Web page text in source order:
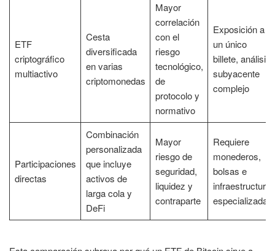
ETF
criptográfico
multiactivo
Cesta
diversificada
en varias
criptomonedas
Mayor
correlación
con el
riesgo
tecnológico,
de
protocolo y
normativo
Exposición a
un único
billete, análisis
subyacente
complejo
Participaciones
directas
Combinación
personalizada
que incluye
activos de
larga cola y
DeFi
Mayor
riesgo de
seguridad,
liquidez y
contraparte
Requiere
monederos,
bolsas e
infraestructura
especializada